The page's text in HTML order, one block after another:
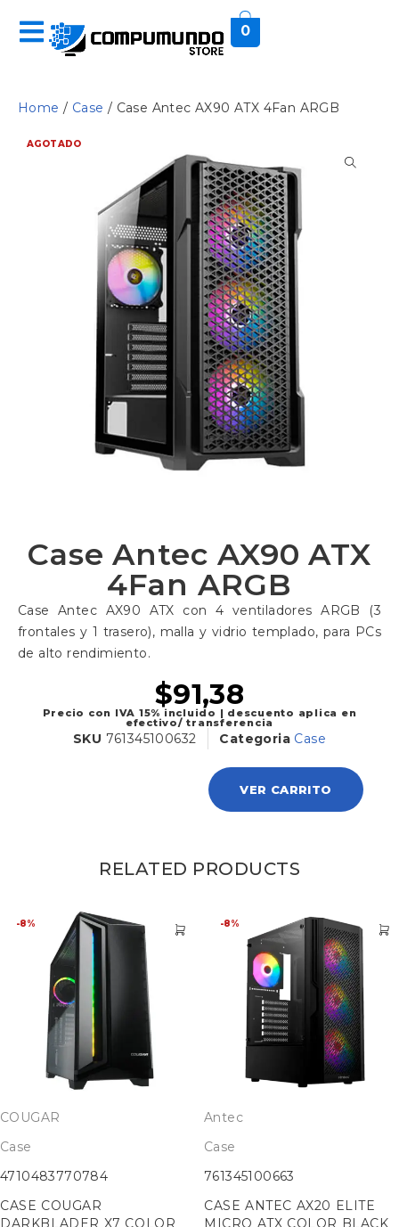
0
Home / Case / Case Antec AX90 ATX 4Fan ARGB
AGOTADO
Case Antec AX90 ATX
4Fan ARGB
Case Antec AX90 ATX con 4 ventiladores ARGB (3
frontales y 1 trasero), malla y vidrio templado, para PCs
de alto rendimiento.
$91,38
Precio con IVA 15% incluido | descuento aplica en
efectivo/ transferencia
SKU 761345100632 Categoria Case
VER CARRITO
RELATED PRODUCTS
-8%
COUGAR
Case
4710483770784
CASE COUGAR
DARKBLADER X7 COLOR
-8%
Antec
Case
761345100663
CASE ANTEC AX20 ELITE
MICRO ATX COLOR BLACK